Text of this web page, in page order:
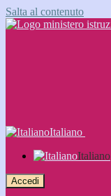
Salta al contenuto
Italiano
Italiano
Accedi